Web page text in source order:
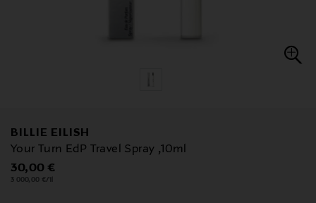
BILLIE EILISH
Your Turn EdP Travel Spray ,10ml
Original Price
30,00 €
3 000,00 €/1l